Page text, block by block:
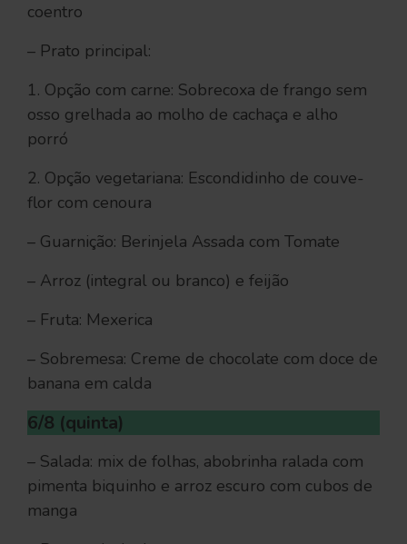
coentro
– Prato principal:
1. Opção com carne: Sobrecoxa de frango sem
osso grelhada ao molho de cachaça e alho
porró
2. Opção vegetariana: Escondidinho de couve-
flor com cenoura
– Guarnição: Berinjela Assada com Tomate
– Arroz (integral ou branco) e feijão
– Fruta: Mexerica
– Sobremesa: Creme de chocolate com doce de
banana em calda
6/8 (quinta)
– Salada: mix de folhas, abobrinha ralada com
pimenta biquinho e arroz escuro com cubos de
manga